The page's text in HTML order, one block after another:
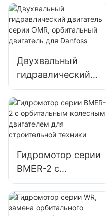
клапанов.
мотор для Eaton
Char-lynn
Двухвальный
гидравлический
двигатель серии
OMR,
орбитальный
двигатель для
Гидромотор серии
BMER-2 с
орбитальным
колесным
двигателем для